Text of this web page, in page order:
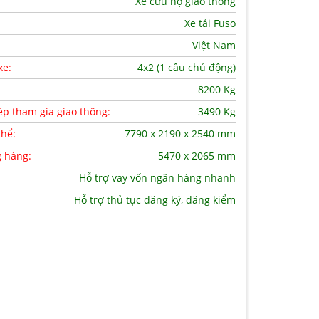
Xe tải Fuso
Việt Nam
4x2 (1 cầu chủ động)
8200 Kg
tham gia giao thông:
3490 Kg
7790 x 2190 x 2540 mm
hàng:
5470 x 2065 mm
Hỗ trợ vay vốn ngân hàng nhanh
Hỗ trợ thủ tục đăng ký, đăng kiểm